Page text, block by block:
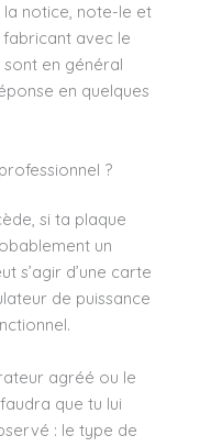
notice, note-le et
avec le
en général
en quelques
?
si ta plaque
un
s’agir d’une carte
de puissance
agréé ou le
que tu lui
: le type de